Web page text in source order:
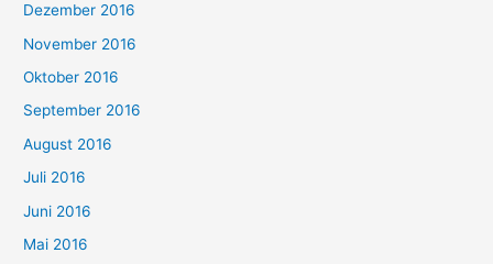
Dezember 2016
November 2016
Oktober 2016
September 2016
August 2016
Juli 2016
Juni 2016
Mai 2016